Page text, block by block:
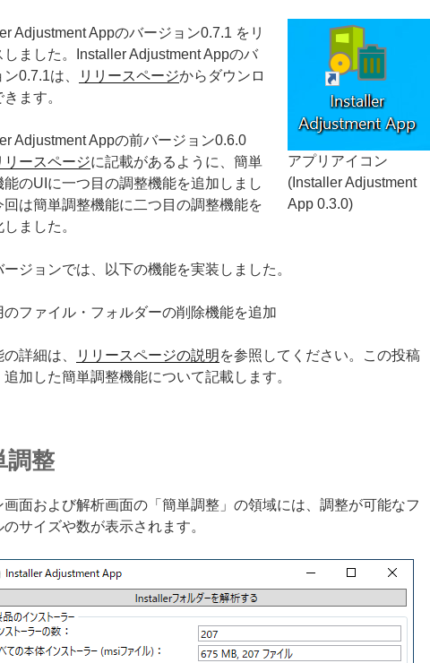
アプリアイコン
(Installer Adjustment
App 0.3.0)
Adjustment Appのバージョン0.7.1 をリ
しました。Installer Adjustment Appのバ
0.7.1は、
リリースページからダウンロ
ます。
Adjustment Appの前バージョン0.6.0
リースページに記載があるように、簡単
能のUIに一つ目の調整機能を追加しまし
回は簡単調整機能に二つ目の調整機能を
ました。
ージョンでは、以下の機能を実装しました。
のファイル・フォルダーの削除機能を追加
詳細は、 リリースページの説明 を参照してください。この投稿
追加した簡単調整機能について記載します。
調整
画面および解析画面の「簡単調整」の領域には、調整が可能なフ
のサイズや数が表示されます。